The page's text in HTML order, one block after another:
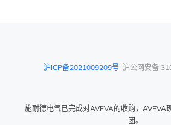
沪ICP备2021009209号 沪公网安备
施耐德电气已完成对AVEVA的收购，AVEVA
团。